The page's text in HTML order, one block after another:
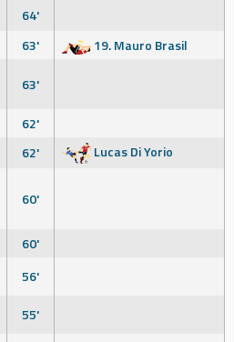
64'
63'
19. Mauro Brasil
63'
62'
62'
Lucas Di Yorio
60'
60'
56'
55'